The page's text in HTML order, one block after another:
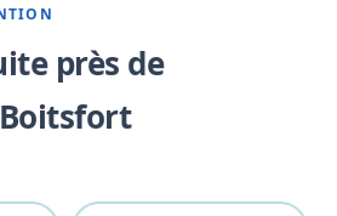
près de